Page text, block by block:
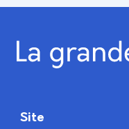
Site